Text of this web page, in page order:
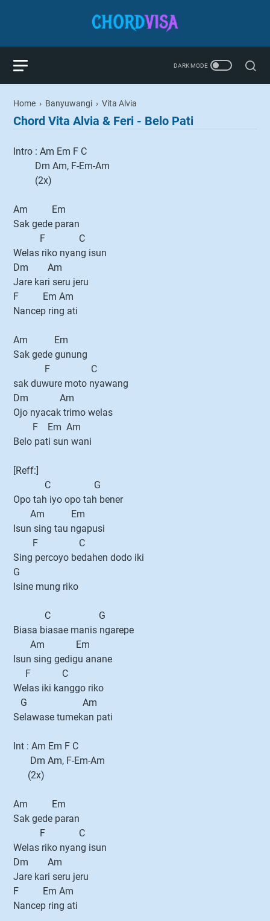
Home › Banyuwangi › Vita Alvia
Chord Vita Alvia & Feri - Belo Pati
Intro : Am Em F C
Dm Am, F-Em-Am
(2x)
Am Em
Sak gede paran
F C
Welas riko nyang isun
Dm Am
Jare kari seru jeru
F Em Am
Nancep ring ati
Am Em
Sak gede gunung
F C
sak duwure moto nyawang
Dm Am
Ojo nyacak trimo welas
F Em Am
Belo pati sun wani
[Reff:]
C G
Opo tah iyo opo tah bener
Am Em
Isun sing tau ngapusi
F C
Sing percoyo bedahen dodo iki
G
Isine mung riko
C G
Biasa biasae manis ngarepe
Am Em
Isun sing gedigu anane
F C
Welas iki kanggo riko
G Am
Selawase tumekan pati
Int : Am Em F C
Dm Am, F-Em-Am
(2x)
Am Em
Sak gede paran
F C
Welas riko nyang isun
Dm Am
Jare kari seru jeru
F Em Am
Nancep ring ati